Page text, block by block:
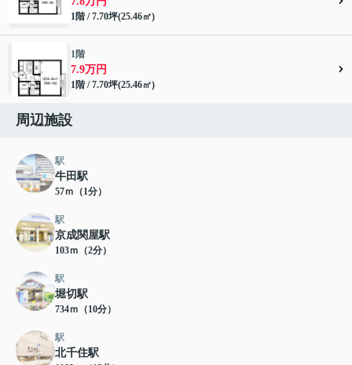
1階 / 7.70坪(25.46㎡)
1階
7.9万円
1階 / 7.70坪(25.46㎡)
周辺施設
駅
牛田駅
57ｍ（1分）
駅
京成関屋駅
103ｍ（2分）
駅
堀切駅
734ｍ（10分）
駅
北千住駅